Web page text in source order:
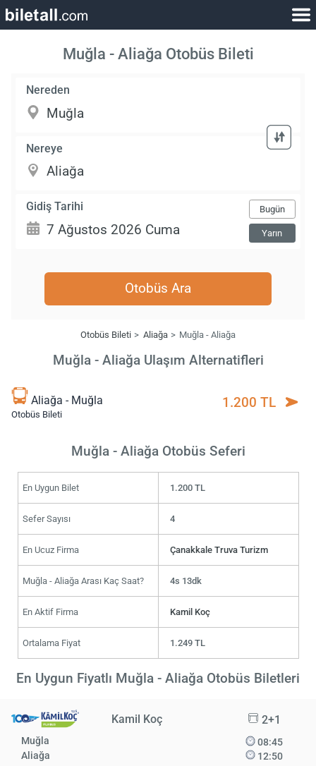
Muğla - Aliağa Otobüs Bileti
Nereden
Nereye
Gidiş Tarihi Bugün
Yarın
Otobüs Ara
Otobüs Bileti Aliağa Muğla - Aliağa
Muğla - Aliağa Ulaşım Alternatifleri
Aliağa - Muğla
Otobüs Bileti
1.200 TL
Muğla - Aliağa Otobüs Seferi
En Uygun Bilet 1.200 TL
Sefer Sayısı 4
En Ucuz Firma Çanakkale Truva Turizm
Muğla - Aliağa Arası Kaç Saat? 4s 13dk
En Aktif Firma Kamil Koç
Ortalama Fiyat 1.249 TL
En Uygun Fiyatlı Muğla - Aliağa Otobüs Biletleri
Kamil Koç 2+1
Muğla
Aliağa
08:45
12:50